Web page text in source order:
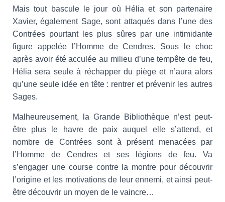
Mais tout bascule le jour où Hélia et son partenaire
Xavier, également Sage, sont attaqués dans l’une des
Contrées pourtant les plus sûres par une intimidante
figure appelée l’Homme de Cendres. Sous le choc
après avoir été acculée au milieu d’une tempête de feu,
Hélia sera seule à réchapper du piège et n’aura alors
qu’une seule idée en tête : rentrer et prévenir les autres
Sages.
Malheureusement, la Grande Bibliothèque n’est peut-
être plus le havre de paix auquel elle s’attend, et
nombre de Contrées sont à présent menacées par
l’Homme de Cendres et ses légions de feu. Va
s’engager une course contre la montre pour découvrir
l’origine et les motivations de leur ennemi, et ainsi peut-
être découvrir un moyen de le vaincre…